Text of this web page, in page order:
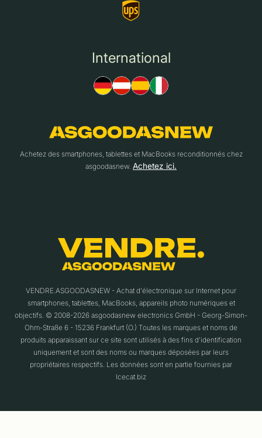
International
Achetez des smartphones, tablettes et MacBooks reconditionnés chez
asgoodasnew. Achetez ici.
VENDRE.ASGOODASNEW - Achat d'électronique sur Internet pour
smartphones, tablettes, MacBooks, appareils photo numériques et
objectifs. © 2008-2026 asgoodasnew electronics GmbH - Georg-Simon-
Ohm-Straße 6 - 15236 Frankfurt (O.) Toutes les marques et noms de
produits apparaissant sur ce site sont utilisés à des fins d'identification
uniquement et sont des noms ou marques déposées par leurs
propriétaires respectifs. Les données sont en partie fournies par
Icecat.biz